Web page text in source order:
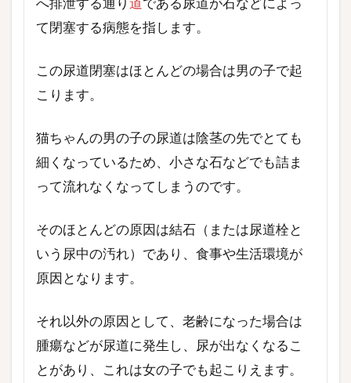
て閉塞する病態を指します。
この尿道閉塞はほとんどの場合は男の子で起
こります。
猫ちゃんの男の子の尿道は陰茎の先でとても
細くなっているため、小さな石などでも詰ま
って流れなくなってしまうのです。
そのほとんどの原因は結石（または尿道栓と
いう尿中の汚れ）であり、食事や生活環境が
原因となります。
それ以外の原因として、老齢になった場合は
腫瘍などが尿道に発生し、尿が出なくなるこ
とがあり、これは女の子でも起こりえます。